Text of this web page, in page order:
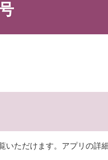
ただけます。アプリの詳細